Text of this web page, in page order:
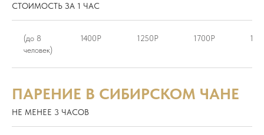
СТОИМОСТЬ ЗА 1 ЧАС
(до 8
человек)
1400Р 1250Р 1700Р
ПАРЕНИЕ В СИБИРСКОМ ЧАНЕ
НЕ МЕНЕЕ 3 ЧАСОВ